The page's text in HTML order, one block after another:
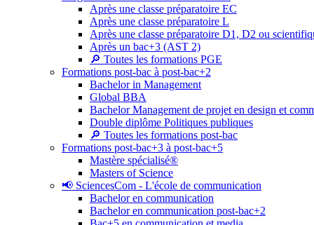
Après une classe préparatoire EC
Après une classe préparatoire L
Après une classe préparatoire D1, D2 ou
Après un bac+3 (AST 2)
🔎 Toutes les formations PGE
Formations post-bac à post-bac+2
Bachelor in Management
Global BBA
Bachelor Management de projet en design et
Double diplôme Politiques publiques
🔎 Toutes les formations post-bac
Formations post-bac+3 à post-bac+5
Mastère spécialisé®
Masters of Science
📢 SciencesCom - L'école de communication
Bachelor en communication
Bachelor en communication post-bac+2